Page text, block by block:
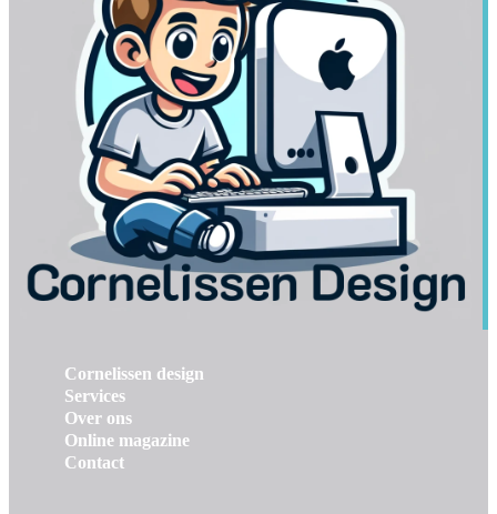
Cornelissen design
Services
Over ons
Online magazine
Contact